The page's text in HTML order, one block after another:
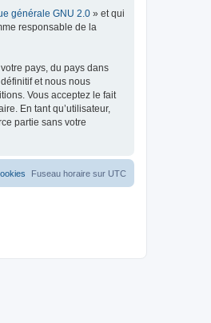
générale GNU 2.0 » et qui
responsable de la
pays, du pays dans
et nous nous
Vous acceptez le fait
En tant qu’utilisateur,
partie sans votre
Fuseau horaire sur UTC